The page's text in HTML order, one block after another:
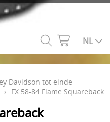
tot einde voorraad
voorraad
NL
Davidson tot einde
› FX 58-84 Flame Squareback